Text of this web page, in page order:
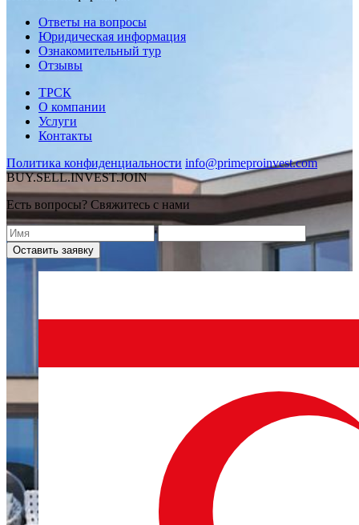
Ответы на вопросы
Юридическая информация
Ознакомительный тур
Отзывы
ТРСК
О компании
Услуги
Контакты
Политика конфиденциальности info@primeproinvest.com
BUY.SELL.INVEST.JOIN
Есть вопросы? Свяжитесь с нами